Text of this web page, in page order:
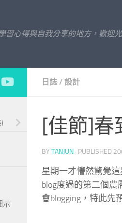
習心得與自我分享的地方，歡迎
日誌 / 設計
[佳節]春
BY TANJUN · PUBLISHED
星期一才懵然驚覺
blog度過的第二個
會blogging，特此先
示